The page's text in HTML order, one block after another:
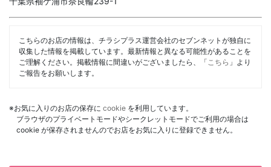
こちらのお店の情報は、チラシプラス運営会社のセブンネットが独自に
収集した情報を掲載しています。最新情報と異なる可能性があることを
ご理解ください。掲載情報に間違いがございましたら、「 こちら 」より
ご報告をお願いします。
※お気に入りのお店の保存に cookie を利用しています。
ブラウザのプライベートモードやシークレットモードでご利用の場合は
cookie が保存されませんのでお店をお気に入りに登録できません。